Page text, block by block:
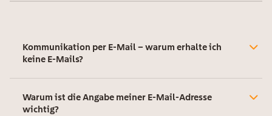
Kommunikation per E-Mail – warum erhalte ich
keine E-Mails?
Warum ist die Angabe meiner E-Mail-Adresse
wichtig?